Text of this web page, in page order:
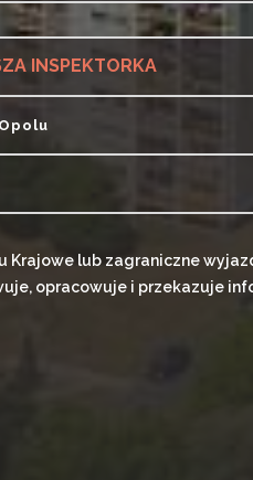
INSPEKTORKA
Krajowe lub zagraniczne
opracowuje i przekazuje